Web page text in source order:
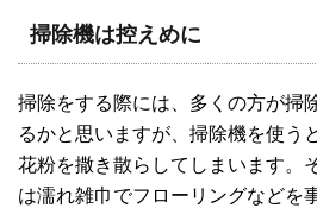
掃除機は控えめに
掃除をする際には、多くの方が掃
るかと思いますが、掃除機を使う
花粉を撒き散らしてしまいます。
は濡れ雑巾でフローリングなどを